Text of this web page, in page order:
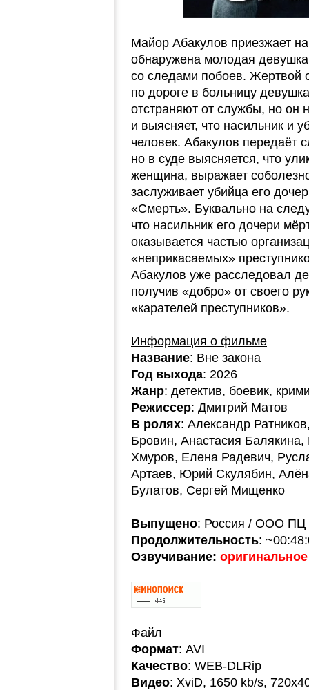
Майор Абакулов приезжает
обнаружена молодая
со следами побоев. Жертвой
по дороге в больницу
отстраняют от службы, но он
и выясняет, что насильник и
человек. Абакулов передаёт
но в суде выясняется, что
женщина, выражает
заслуживает убийца его
«Смерть». Буквально на
что насильник его дочери
оказывается частью
«неприкасаемых»
Абакулов уже расследовал
получив «добро» от своего
«карателей преступников».
Информация о фильме
Название: Вне закона
Год выхода: 2026
Жанр: детектив, боевик,
Режиссер: Дмитрий Матов
В ролях: Александр
Бровин, Анастасия
Хмуров, Елена Радевич,
Артаев, Юрий Скулябин,
Булатов, Сергей Мищенко
Выпущено: Россия / ООО ПЦ
Продолжительность:
Озвучивание:
Файл
Формат: AVI
Качество: WEB-DLRip
Видео: XviD, 1650 kb/s,